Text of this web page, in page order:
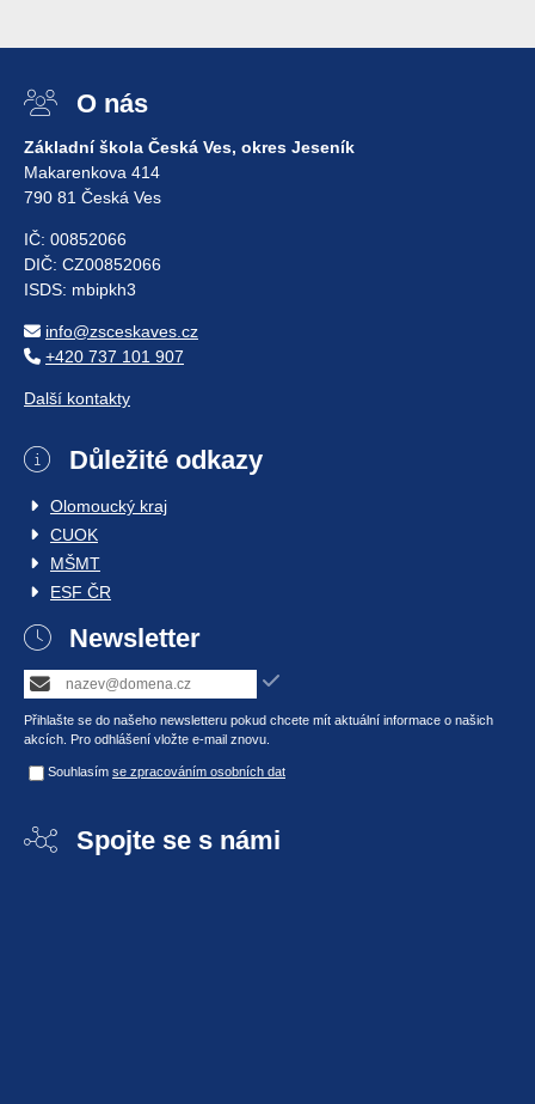
O nás
Základní škola Česká Ves, okres Jeseník
Makarenkova 414
790 81 Česká Ves
IČ: 00852066
DIČ: CZ00852066
ISDS: mbipkh3
info@zsceskaves.cz
+420 737 101 907
Další kontakty
Důležité odkazy
Olomoucký kraj
CUOK
MŠMT
ESF ČR
Newsletter
Přihlašte se do našeho newsletteru pokud chcete mít aktuální informace o našich
akcích. Pro odhlášení vložte e-mail znovu.
Souhlasím se zpracováním osobních dat
Spojte se s námi